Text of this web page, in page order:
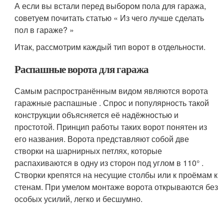
А если вы встали перед выбором пола для гаража,
советуем почитать статью « Из чего лучше сделать
пол в гараже? »
Итак, рассмотрим каждый тип ворот в отдельности.
Распашные ворота для гаража
Самым распространённым видом являются ворота
гаражные распашные . Спрос и популярность такой
конструкции объясняется её надёжностью и
простотой. Принцип работы таких ворот понятен из
его названия. Ворота представляют собой две
створки на шарнирных петлях, которые
распахиваются в одну из сторон под углом в 110° .
Створки крепятся на несущие столбы или к проёмам к
стенам. При умелом монтаже ворота открываются без
особых усилий, легко и бесшумно.